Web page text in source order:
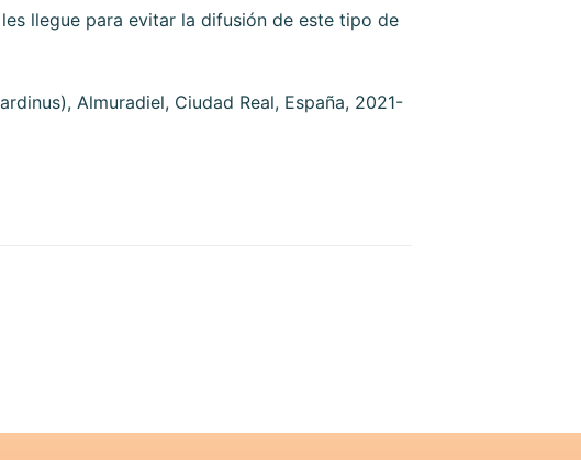
llegue para evitar la difusión de este tipo de
Almuradiel, Ciudad Real, España, 2021-